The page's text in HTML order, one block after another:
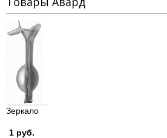
Зеркало
1 руб.